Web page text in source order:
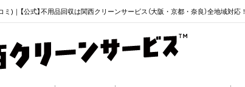
)｜【公式】不用品回収は関西クリーンサービス（大阪・京都・奈良）全地域対応！